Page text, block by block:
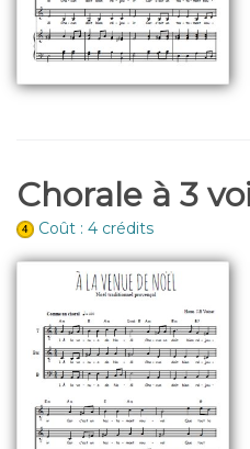
Chorale à 3
Coût : 4 crédits